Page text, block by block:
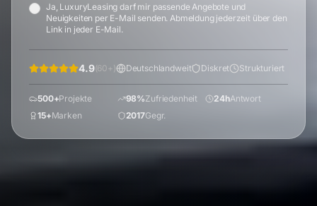
Ja, LuxuryLeasing darf mir passende Angebote und
Neuigkeiten per E-Mail senden. Abmeldung jederzeit über den
Link in jeder E-Mail.
4.9(60+) Deutschlandweit Diskret Strukturiert
500+Projekte 98%Zufriedenheit 24hAntwort
15+Marken 2017Gegr.